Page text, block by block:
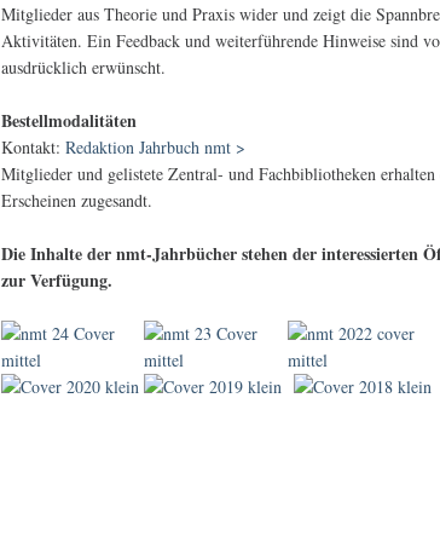
Mitglieder aus Theorie und Praxis wider und zeigt die
Aktivitäten. Ein Feedback und weiterführende Hinweise sind
ausdrücklich erwünscht.
Bestellmodalitäten
Kontakt:Redaktion Jahrbuch nmt >
Mitglieder und gelistete Zentral- und Fachbibliotheken erhalten
Erscheinen zugesandt.
Die Inhalte der nmt-Jahrbücher stehen der interessierten
zur Verfügung.